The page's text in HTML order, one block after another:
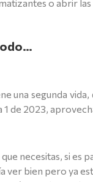
o abrir
una segunda
de 2023,
necesitas, si es
ver bien pero ya